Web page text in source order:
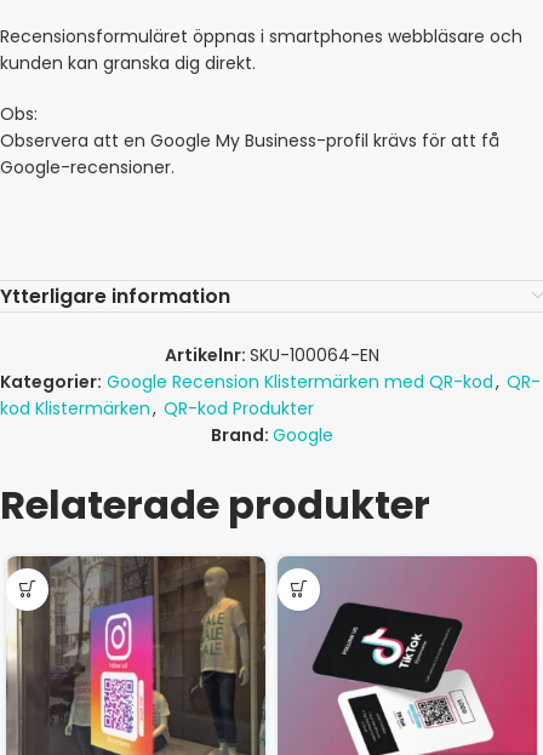
Recensionsformuläret öppnas i smartphones webbläsare och
kunden kan granska dig direkt.
Obs:
Observera att en Google My Business-profil krävs för att få
Google-recensioner.
Ytterligare information
Artikelnr: SKU-100064-EN
Kategorier: Google Recension Klistermärken med QR-kod, QR-
kod Klistermärken, QR-kod Produkter
Brand: Google
Relaterade produkter